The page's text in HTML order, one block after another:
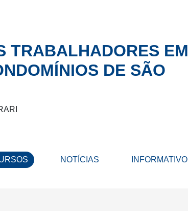
TRABALHADORES EM
DE SÃO
NOTÍCIAS INFORMATIVO